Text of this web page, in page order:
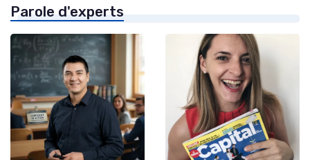
Parole d'experts